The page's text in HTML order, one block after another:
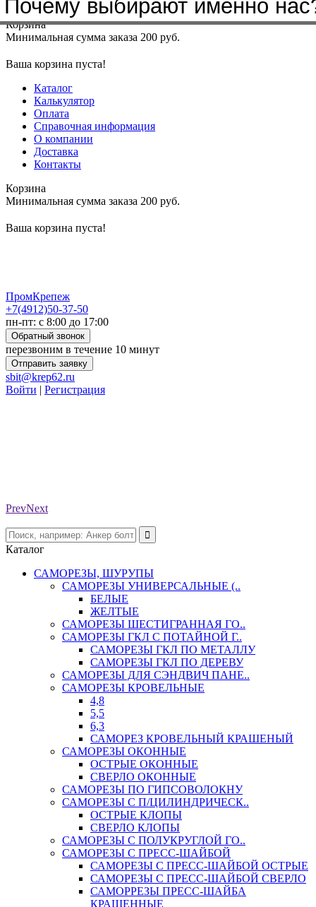
Меню+7(4912)50-37-50sbit@krep62.ru
Корзина
Минимальная сумма заказа 200 руб.
Ваша корзина пуста!
Каталог
Калькулятор
Оплата
Справочная информация
О компании
Доставка
Контакты
Корзина
Минимальная сумма заказа 200 руб.
Ваша корзина пуста!
ПромКрепеж
+7(4912)50-37-50
пн-пт: с 8:00 до 17:00
Обратный звонок
перезвоним в течение 10 минут
Отправить заявку
sbit@krep62.ru
Войти | Регистрация
PrevNext
Каталог
САМОРЕЗЫ, ШУРУПЫ
САМОРЕЗЫ УНИВЕРСАЛЬНЫЕ (..
БЕЛЫЕ
ЖЕЛТЫЕ
САМОРЕЗЫ ШЕСТИГРАННАЯ ГО..
САМОРЕЗЫ ГКЛ С ПОТАЙНОЙ Г..
САМОРЕЗЫ ГКЛ ПО МЕТАЛЛУ
САМОРЕЗЫ ГКЛ ПО ДЕРЕВУ
САМОРЕЗЫ ДЛЯ СЭНДВИЧ ПАНЕ..
САМОРЕЗЫ КРОВЕЛЬНЫЕ
4,8
5,5
6,3
САМОРЕЗ КРОВЕЛЬНЫЙ КРАШЕНЫЙ
САМОРЕЗЫ ОКОННЫЕ
ОСТРЫЕ ОКОННЫЕ
СВЕРЛО ОКОННЫЕ
САМОРЕЗЫ ПО ГИПСОВОЛОКНУ
САМОРЕЗЫ С П/ЦИЛИНДРИЧЕСК..
ОСТРЫЕ КЛОПЫ
СВЕРЛО КЛОПЫ
САМОРЕЗЫ С ПОЛУКРУГЛОЙ ГО..
САМОРЕЗЫ С ПРЕСС-ШАЙБОЙ
САМОРЕЗЫ С ПРЕСС-ШАЙБОЙ ОСТРЫЕ
САМОРЕЗЫ С ПРЕСС-ШАЙБОЙ СВЕРЛО
САМОРРЕЗЫ ПРЕСС-ШАЙБА
КРАШЕННЫЕ
Почему выбирают именно